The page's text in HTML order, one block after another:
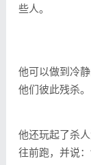
些人。
他可以做到冷
他们彼此残杀。
他还玩起了杀
往前跑，并说：